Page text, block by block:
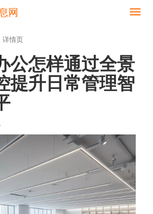
切
网
详情页
公怎样通过全景
提升日常管理智